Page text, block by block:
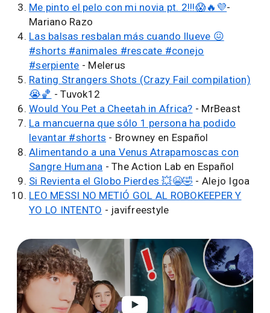
Me pinto el pelo con mi novia pt. 2!!!😱🔥💜-
Mariano Razo
Las balsas resbalan más cuando llueve 😖
#shorts #animales #rescate #conejo
#serpiente - Melerus
Rating Strangers Shots (Crazy Fail compilation)
😭🏀 - Tuvok12
Would You Pet a Cheetah in Africa? - MrBeast
La mancuerna que sólo 1 persona ha podido
levantar #shorts - Browney en Español
Alimentando a una Venus Atrapamoscas con
Sangre Humana - The Action Lab en Español
Si Revienta el Globo Pierdes 💥😭🤣 - Alejo Igoa
LEO MESSI NO METIÓ GOL AL ROBOKEEPER Y
YO LO INTENTO - javifreestyle